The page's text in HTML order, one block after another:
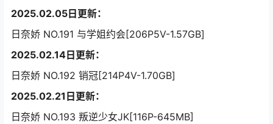
2025.02.05日更新：
日奈娇 NO.191 与学姐约会[206P5V-1.57GB]
2025.02.14日更新：
日奈娇 NO.192 销冠[214P4V-1.70GB]
2025.02.21日更新：
日奈娇 NO.193 叛逆少女JK[116P-645MB]